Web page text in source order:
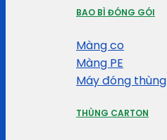
BAO BÌ ĐÓNG GÓI
Màng co
Màng PE
Máy đóng thùng
THÙNG CARTON